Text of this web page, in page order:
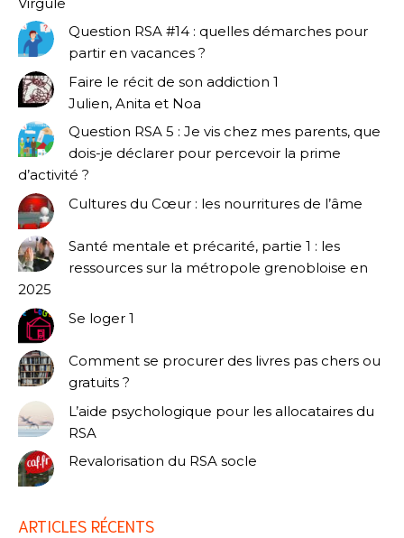
Question RSA #14 : quelles démarches pour
partir en vacances ?
Faire le récit de son addiction 1
Julien, Anita et Noa
Question RSA 5 : Je vis chez mes parents, que
dois-je déclarer pour percevoir la prime
d’activité ?
Cultures du Cœur : les nourritures de l’âme
Santé mentale et précarité, partie 1 : les
ressources sur la métropole grenobloise en
2025
Se loger 1
Comment se procurer des livres pas chers ou
gratuits ?
L’aide psychologique pour les allocataires du
RSA
Revalorisation du RSA socle
ARTICLES RÉCENTS